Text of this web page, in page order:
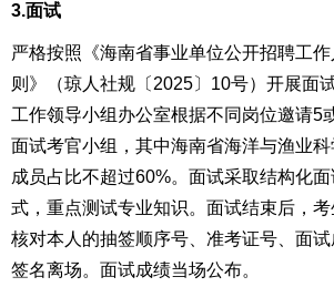
3.面试
严格按照《海南省事业单位公开招聘工作
则》
（琼人社规〔2025〕 10号）开展面
工作领导小组办公室根据不同岗位邀请5
面试考官小组，其中海南省海洋与渔业
成员占比不超过60%。面试采取结构化
式，重点测试专业知识。 面试结束后，
核对本人的抽签顺序号、准考证号、面
签名离场。面试成绩当场公布。